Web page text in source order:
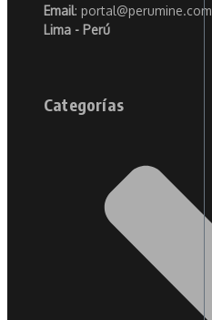
Email: portal@perumine.com
Lima - Perú
Categorías